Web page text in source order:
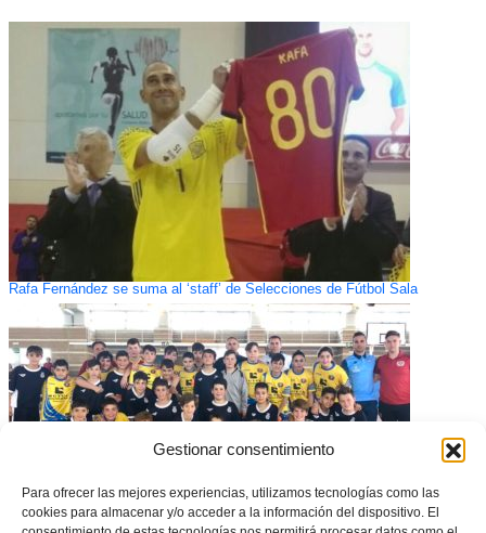
Gestionar consentimiento
Para ofrecer las mejores experiencias, utilizamos tecnologías como las
cookies para almacenar y/o acceder a la información del dispositivo. El
Rafa Fernández se suma al ‘staff’ de Selecciones de Fútbol Sala